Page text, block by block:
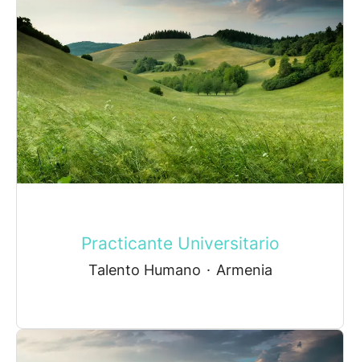
Practicante Universitario
Talento Humano · Armenia